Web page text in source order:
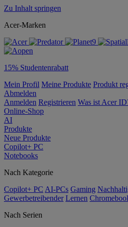
Zu Inhalt springen
Acer-Marken
15% Studentenrabatt
Mein Profil Meine Produkte Produkt
Abmelden
Anmelden Registrieren Was ist Acer
Online-Shop
AI
Produkte
Neue Produkte
Copilot+ PC
Notebooks
Nach Kategorie
Copilot+ PC AI-PCs Gaming
Gewerbetreibender Lernen
Nach Serien